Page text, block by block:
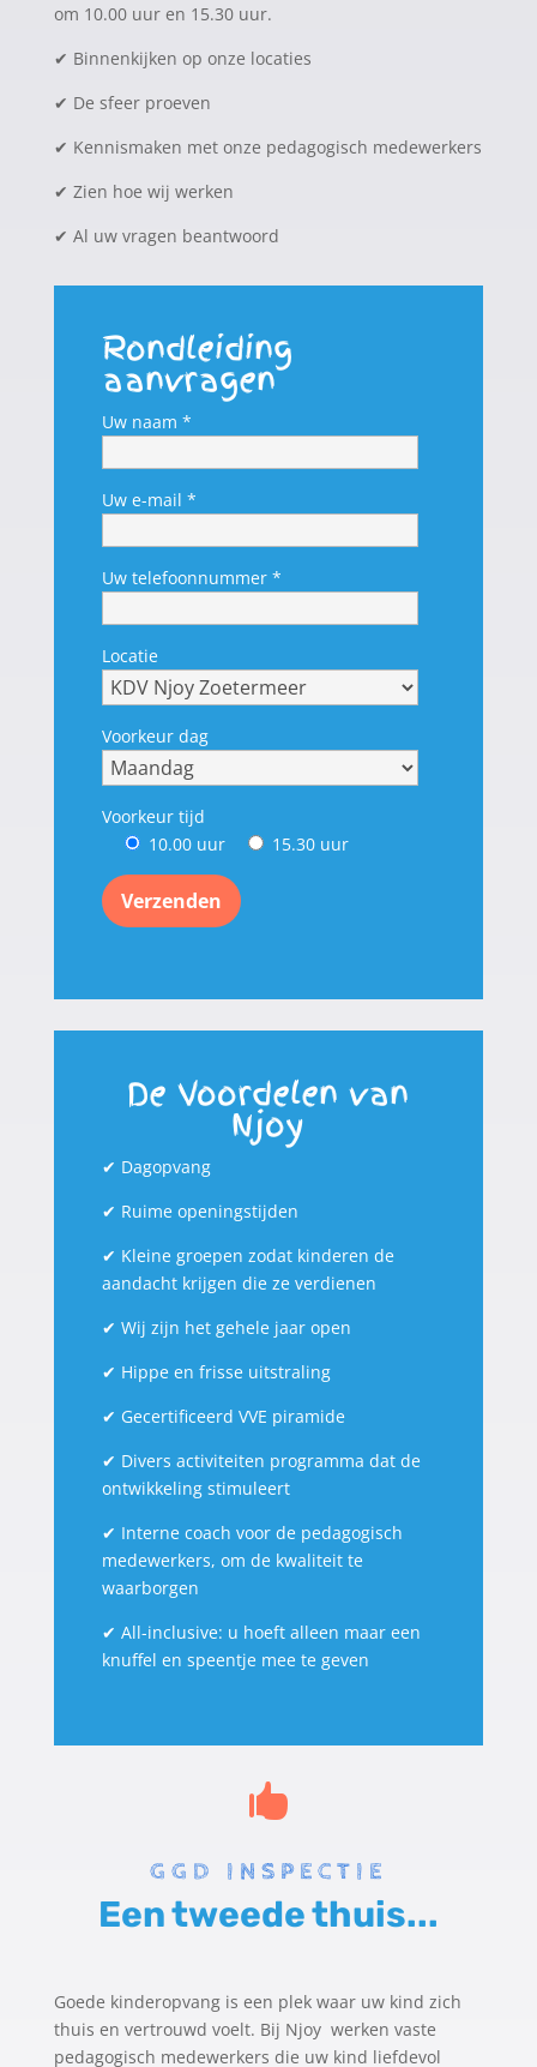
om 10.00 uur en 15.30 uur.
✔ Binnenkijken op onze locaties
✔ De sfeer proeven
✔ Kennismaken met onze pedagogisch medewerkers
✔ Zien hoe wij werken
✔ Al uw vragen beantwoord
Rondleiding
aanvragen
Uw naam *
Uw e-mail *
Uw telefoonnummer *
Locatie
Voorkeur dag
Voorkeur tijd
10.00 uur
15.30 uur
De Voordelen van
Njoy
✔ Dagopvang
✔ Ruime openingstijden
✔ Kleine groepen zodat kinderen de
aandacht krijgen die ze verdienen
✔ Wij zijn het gehele jaar open
✔ Hippe en frisse uitstraling
✔ Gecertificeerd VVE piramide
✔ Divers activiteiten programma dat de
ontwikkeling stimuleert
✔ Interne coach voor de pedagogisch
medewerkers, om de kwaliteit te
waarborgen
✔ All-inclusive: u hoeft alleen maar een
knuffel en speentje mee te geven

GGD INSPECTIE
Een tweede thuis...
Goede kinderopvang is een plek waar uw kind zich
thuis en vertrouwd voelt. Bij Njoy werken vaste
pedagogisch medewerkers die uw kind liefdevol